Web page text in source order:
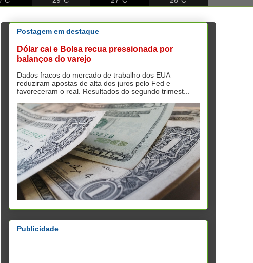
Postagem em destaque
Dólar cai e Bolsa recua pressionada por
balanços do varejo
Dados fracos do mercado de trabalho dos EUA
reduziram apostas de alta dos juros pelo Fed e
favoreceram o real. Resultados do segundo trimest...
Publicidade